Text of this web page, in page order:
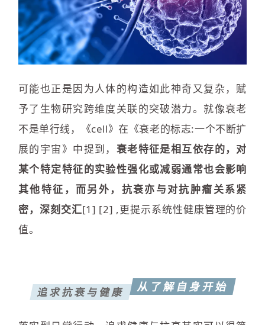
可能也正是因为人体的构造如此神奇又复杂，赋
予了生物研究跨维度关联的突破潜力。就像衰老
不是单行线，《cell》在《衰老的标志:一个不断扩
展的宇宙》中提到， 衰老特征是相互依存的，对
某个特定特征的实验性强化或减弱通常也会影响
其他特征，而另外，抗衰亦与对抗肿瘤关系紧
密，深刻交汇[1] [2] ,更提示系统性健康管理的价
值。
追求抗衰与健康 从了解自身开始